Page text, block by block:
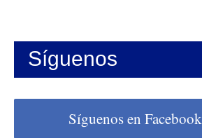
Síguenos
Síguenos en Facebook